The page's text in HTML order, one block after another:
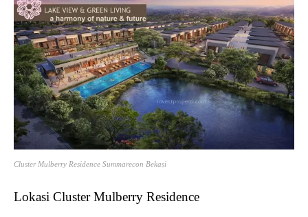
Cluster Mulberry Residence Summarecon Bekasi
Lokasi Cluster Mulberry Residence